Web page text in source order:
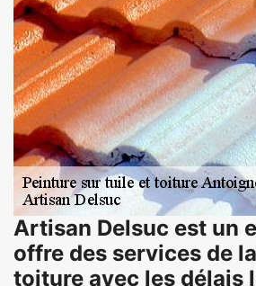
Artisan Delsuc est un
offre des services de
toiture avec les délais